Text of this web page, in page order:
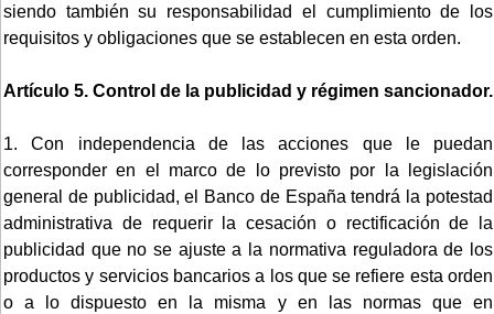
siendo también su responsabilidad el cumplimiento de los
requisitos y obligaciones que se establecen en esta orden.
Artículo 5. Control de la publicidad y régimen sancionador.
1. Con independencia de las acciones que le puedan
corresponder en el marco de lo previsto por la legislación
general de publicidad, el Banco de España tendrá la potestad
administrativa de requerir la cesación o rectificación de la
publicidad que no se ajuste a la normativa reguladora de los
productos y servicios bancarios a los que se refiere esta orden
o a lo dispuesto en la misma y en las normas que en